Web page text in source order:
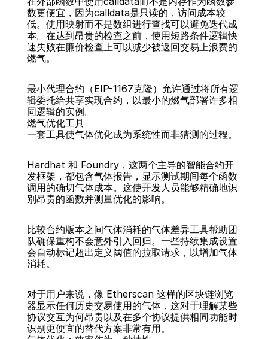
数更便宜，因为calldata是只读的，访问成本较
低。使用映射而不是数组进行查找可以避免迭代成
本。在达到昂贵的检查之前，使用短路条件逻辑快
速失败在廉价检查上可以减少被返回交易上浪费的
燃气。
最小代理合约（EIP-1167克隆）允许通过将所有逻
辑委托给共享实现合约，以最小的燃气部署许多相
同逻辑的实例。
燃气优化工具
一套工具使气体优化成为系统性而非猜测的过程。
Hardhat 和 Foundry，这两个主导的智能合约开
发框架，都包含气体报告，显示测试期间每个函数
调用的确切气体成本。这使开发人员能够精确地识
别昂贵的函数并测量优化的影响。
比较合约版本之间气体消耗的气体差异工具帮助团
队确保重构不会意外引入回归。一些持续集成设置
会自动标记超出定义阈值的拉取请求，以增加气体
消耗。
对于用户来说，像 Etherscan 这样的区块链浏览
器显示任何历史交易使用的气体，这对于理解某些
协议交互为何昂贵以及在多个协议提供相同功能时
识别更便宜的替代方案非常有用。